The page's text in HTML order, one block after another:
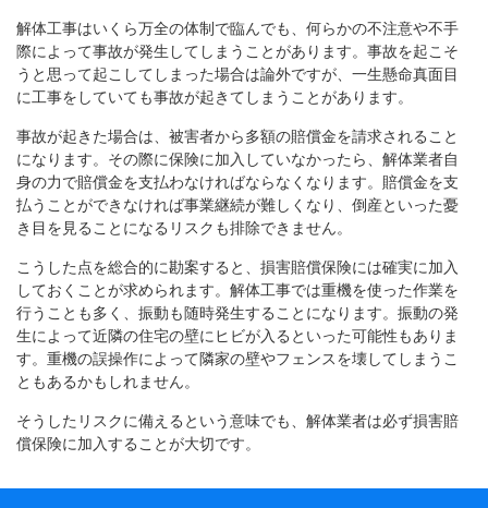
解体工事はいくら万全の体制で臨んでも、何らかの不注意や不手
際によって事故が発生してしまうことがあります。事故を起こそ
うと思って起こしてしまった場合は論外ですが、一生懸命真面目
に工事をしていても事故が起きてしまうことがあります。
事故が起きた場合は、被害者から多額の賠償金を請求されること
になります。その際に保険に加入していなかったら、解体業者自
身の力で賠償金を支払わなければならなくなります。賠償金を支
払うことができなければ事業継続が難しくなり、倒産といった憂
き目を見ることになるリスクも排除できません。
こうした点を総合的に勘案すると、損害賠償保険には確実に加入
しておくことが求められます。解体工事では重機を使った作業を
行うことも多く、振動も随時発生することになります。振動の発
生によって近隣の住宅の壁にヒビが入るといった可能性もありま
す。重機の誤操作によって隣家の壁やフェンスを壊してしまうこ
ともあるかもしれません。
そうしたリスクに備えるという意味でも、解体業者は必ず損害賠
償保険に加入することが大切です。